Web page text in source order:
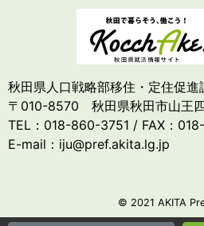
秋田県人口戦略部移住・定住促進
〒010-8570 秋田県秋田市山王
TEL：018-860-3751 / FAX：
E-mail：iju@pref.akita.lg.jp
© 2021 AKITA